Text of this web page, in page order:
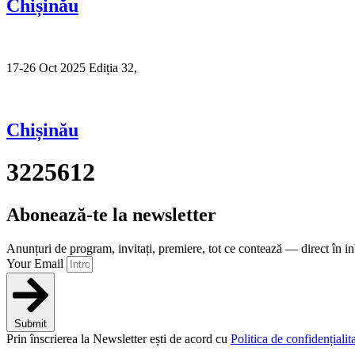
Chișinău
17-26 Oct 2025 Ediția 32,
Chișinău
3225612
Abonează-te la newsletter
Anunțuri de program, invitați, premiere, tot ce contează — direct în
Your Email
Submit
Prin înscrierea la Newsletter ești de acord cu Politica de